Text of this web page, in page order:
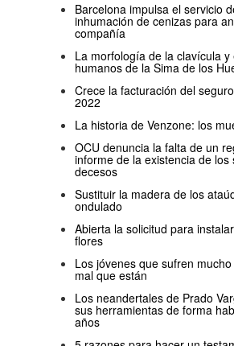
Barcelona impulsa el servicio
inhumación de cenizas para
compañía
La morfología de la clavícula
humanos de la Sima de los
Crece la facturación del
2022
La historia de Venzone: los
OCU denuncia la falta de un
informe de la existencia de los
decesos
Sustituir la madera de los
ondulado
Abierta la solicitud para
flores
Los jóvenes que sufren
mal que están
Los neandertales de Prado
sus herramientas de forma
años